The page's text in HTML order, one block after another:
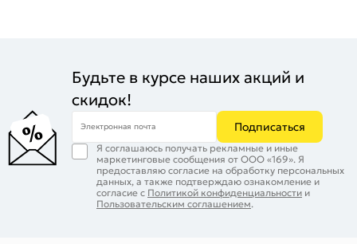
Будьте в курсе наших акций и
скидок!
Электронная почта Подписаться
Я соглашаюсь получать рекламные и иные
маркетинговые сообщения от ООО «169». Я
предоставляю согласие на обработку персональных
данных, а также подтверждаю ознакомление и
согласие с Политикой конфиденциальности и
Пользовательским соглашением.